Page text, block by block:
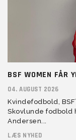
BSF WOMEN FÅR
04. AUGUST 2026
Kvindefodbold,
Skovlunde fodbold
Andersen...
LÆS NYHED